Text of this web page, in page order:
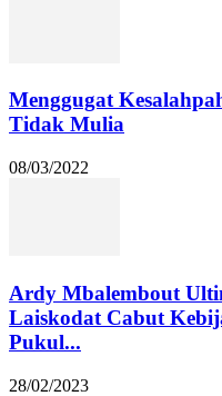
Menggugat
Tidak Mulia
08/03/2022
Ardy Mbalembout
Laiskodat Cabut
Pukul...
28/02/2023